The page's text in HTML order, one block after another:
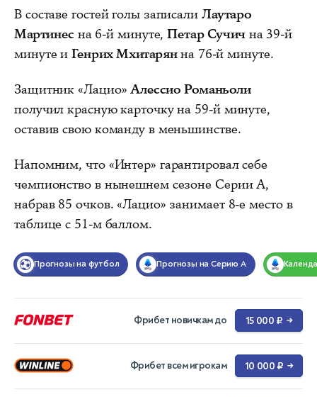
В составе гостей голы записали Лаутаро
Мартинес на 6-й минуте,Петар Сучична 39-й
минуте иГенрих Мхитарянна 76-й минуте.
Защитник «Лацио»Алессио Романьоли
получил красную карточку на 59-й минуте,
оставив свою команду в меньшинстве.
Напомним, что «Интер» гарантировал себе
чемпионство в нынешнем сезоне Серии А,
набрав 85 очков. «Лацио» занимает 8-е место в
таблице с 51-м баллом.
Прогнозы на футбол Прогнозы на Серию А
Фрибет новичкам до 15 000 ₽ →
Фрибет всем игрокам 10 000 ₽ →